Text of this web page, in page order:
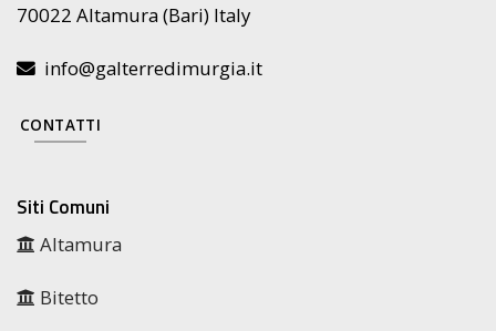
70022 Altamura (Bari) Italy
info@galterredimurgia.it
CONTATTI
Siti Comuni
Altamura
Bitetto